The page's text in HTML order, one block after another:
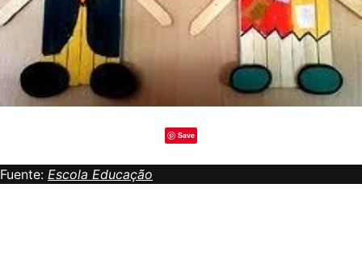
Save
Fuente: Escola Educação